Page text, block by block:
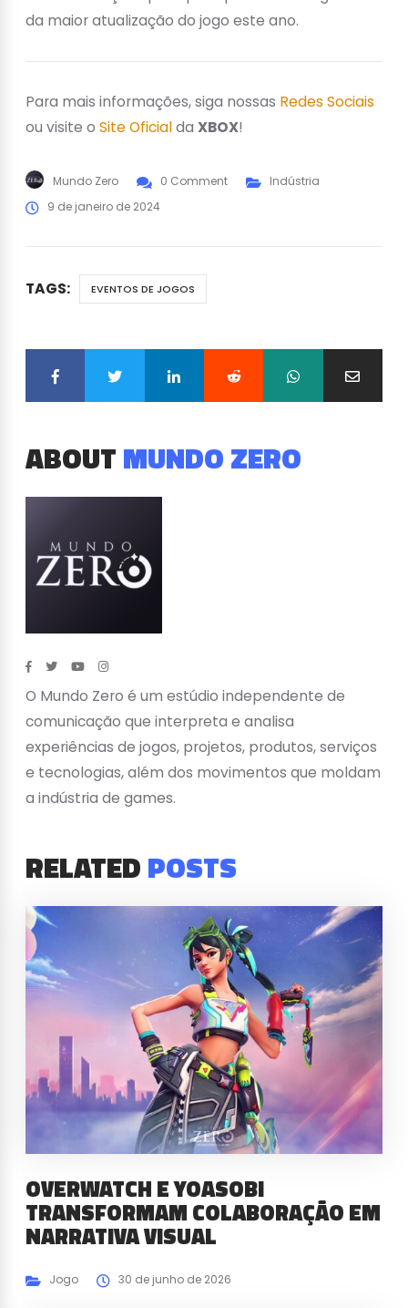
da maior atualização do jogo este ano.
Para mais informações, siga nossas Redes Sociais
ou visite o Site Oficialda XBOX!
Mundo Zero 0 Comment
Indústria
9 de janeiro de 2024
TAGS: EVENTOS DE JOGOS
ABOUTMUNDO ZERO
O Mundo Zero é um estúdio independente de
comunicação que interpreta e analisa
experiências de jogos, projetos, produtos, serviços
e tecnologias, além dos movimentos que moldam
a indústria de games.
RELATEDPOSTS
OVERWATCH E YOASOBI
TRANSFORMAM COLABORAÇÃO EM
NARRATIVA VISUAL
Jogo 30 de junho de 2026